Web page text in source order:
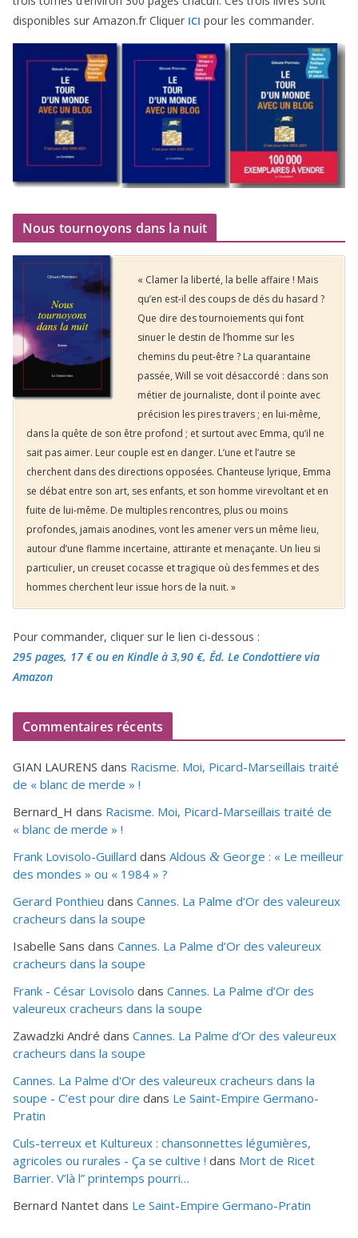
dis­po­nibles sur Amazon​.fr Cliquer ICI pour les commander.
Nous tournoyons dans la nuit
« Clamer la liberté, la belle affaire ! Mais
qu’en est-il des coups de dés du hasard ?
Que dire des tournoiements qui font
sinuer le destin de l’homme sur les
chemins du peut-être ? La quarantaine
passée, Will se voit désaccordé : dans son
métier de journaliste, dont il pointe avec
précision les pires travers ; en lui-même,
dans la quête de son être profond ; et surtout avec Emma, qu’il ne
sait pas aimer. Leur couple est en danger. L’une et l’autre se
cherchent dans des directions opposées. Chanteuse lyrique, Emma
se débat entre son art, ses enfants, et son homme virevoltant et en
fuite de lui-même. De multiples rencontres, plus ou moins
profondes, jamais anodines, vont les amener vers un même lieu,
autour d’une flamme incertaine, attirante et menaçante. Un lieu si
particulier, un creuset cocasse et tragique où des femmes et des
hommes cherchent leur issue hors de la nuit. »
Pour commander, cliquer sur le lien ci-dessous :
295 pages, 17 €ou en Kindle à 3,90 €, Éd. Le Condottiere via
Amazon
Commentaires récents
GIAN LAURENS dans Racisme. Moi, Picard-Marseillais traité
de « blanc de merde » !
Bernard_H dans Racisme. Moi, Picard-Marseillais traité de
« blanc de merde » !
Frank Lovisolo-Guillard dans Aldous & George : « Le meilleur
des mondes » ou « 1984 » ?
Gerard Ponthieu dans Cannes. La Palme d’Or des valeureux
cracheurs dans la soupe
Isabelle Sans dans Cannes. La Palme d’Or des valeureux
cracheurs dans la soupe
Frank - César Lovisolo dans Cannes. La Palme d’Or des
valeureux cracheurs dans la soupe
Zawadzki André dans Cannes. La Palme d’Or des valeureux
cracheurs dans la soupe
Cannes. La Palme d'Or des valeureux cracheurs dans la
soupe - C’est pour dire dans Le Saint-Empire Germano-
Pratin
Culs-terreux et Kultureux : chansonnettes légumières,
agricoles ou rurales - Ça se cultive ! dans Mort de Ricet
Barrier. V’là l” printemps pourri…
Bernard Nantet dans Le Saint-Empire Germano-Pratin